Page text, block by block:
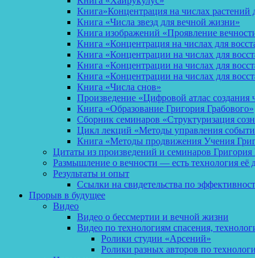
Книга»Концентрация на числах растений
Книга «Числа звезд для вечной жизни»
Книга изображений «Проявление
Книга «Концентрация на числах для
Книга «Концентрации на числах для
Книга «Концентрации на числах для
Книга «Концентрации на числах для
Книга «Числа снов»
Произведение «Цифровой атлас создания
Книга «Образование Григория Грабового»
Сборник семинаров «Структуризация
Цикл лекций «Методы управления
Книга «Методы продвижения Учения
Цитаты из произведений и семинаров Григория
Размышление о вечности — есть технология её
Результаты и опыт
Ссылки на свидетельства по
Прорыв в будущее
Видео
Видео о бессмертии и вечной жизни
Видео по технологиям спасения,
Ролики студии «Арсений»
Ролики разных авторов по